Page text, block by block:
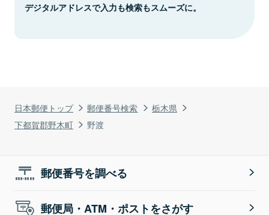
日本郵便トップ 郵便番号検索
栃木県
下都賀郡野木町
野渡
デジタルアドレスで入力も検索もスムーズに。
郵便番号を調べる
郵便局・ATM・ポストをさがす